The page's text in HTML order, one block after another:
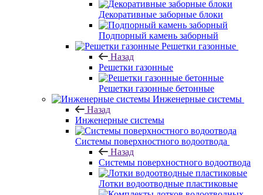
Декоративные заборные блоки
Подпорный камень заборный
Решетки газонные
Назад
Решетки газонные
Решетки газонные бетонные
Инженерные системы
Назад
Инженерные системы
Системы поверхностного водоотвода
Назад
Системы поверхностного водоотвода
Лотки водоотводные пластиковые